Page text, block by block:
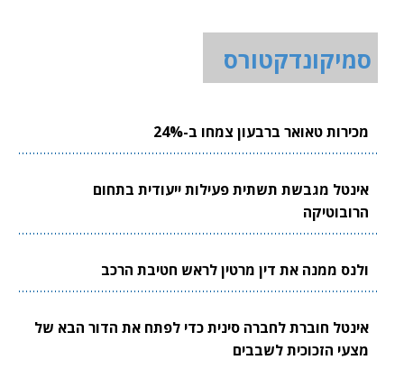
סמיקונדקטורס
מכירות טאואר ברבעון צמחו ב-24%
אינטל מגבשת תשתית פעילות ייעודית בתחום
הרובוטיקה
ולנס ממנה את דין מרטין לראש חטיבת הרכב
אינטל חוברת לחברה סינית כדי לפתח את הדור הבא של
מצעי הזכוכית לשבבים